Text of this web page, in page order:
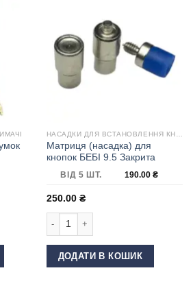
джутова кількість
Матриця (насадка) для
кнопок БЕБІ 9.5 Закрита
ВІД 5 ШТ. 190.00 ₴
250.00 ₴
Матриця (насадка) для кнопок БЕБІ
ДОДАТИ В КОШИК